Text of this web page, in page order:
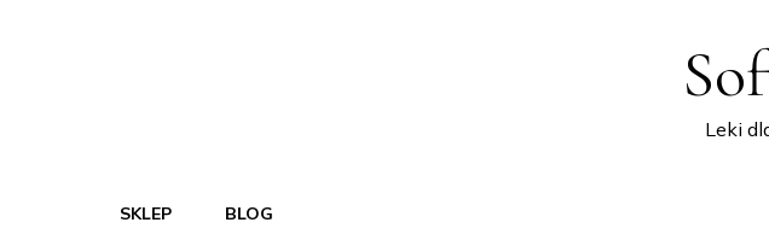
Leki
SKLEP BLOG